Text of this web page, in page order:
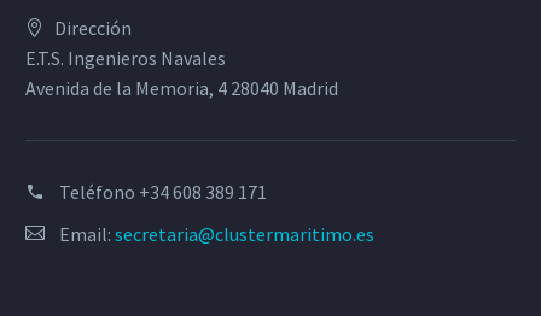
Dirección
E.T.S. Ingenieros Navales
Avenida de la Memoria, 4 28040 Madrid
Teléfono +34 608 389 171
Email: secretaria@clustermaritimo.es